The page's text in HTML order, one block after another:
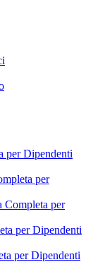
per Dipendenti
per
per
per Dipendenti
per Dipendenti